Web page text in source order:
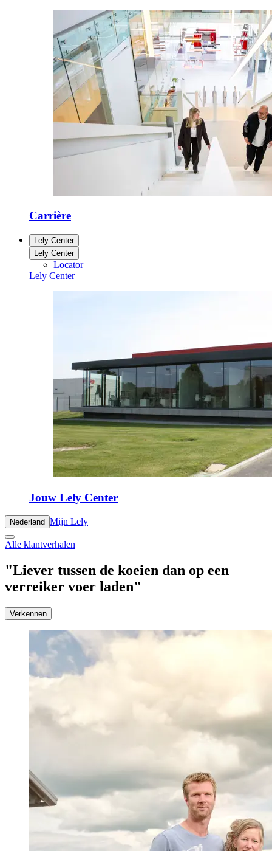
Carrière
Lely Center
Lely Center
Locator
Lely Center
Jouw Lely Center
Nederland Mijn Lely
Alle klantverhalen
"Liever tussen de koeien dan op een
verreiker voer laden"
Verkennen